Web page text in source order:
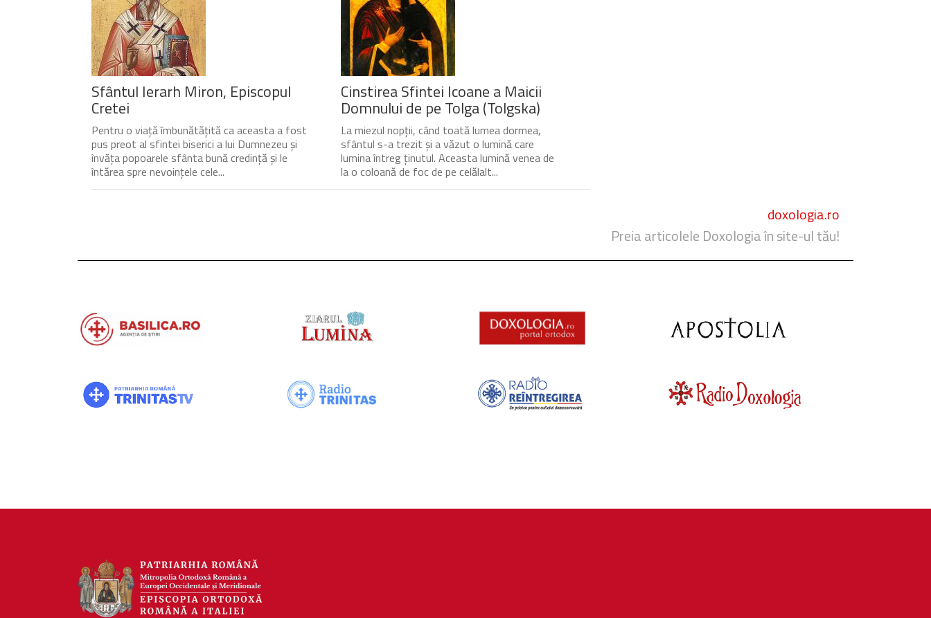
Sfântul Ierarh Miron, Episcopul
Cretei
Pentru o viață îmbunătățită ca aceasta a fost
pus preot al sfintei biserici a lui Dumnezeu și
învăța popoarele sfânta bună credință și le
întărea spre nevoințele cele...
Cinstirea Sfintei Icoane a Maicii
Domnului de pe Tolga (Tolgska)
La miezul nopții, când toată lumea dormea,
sfântul s-a trezit și a văzut o lumină care
lumina întreg ținutul. Aceasta lumină venea de
la o coloană de foc de pe celălalt...
doxologia.ro
Preia articolele Doxologia în site-ul tău!